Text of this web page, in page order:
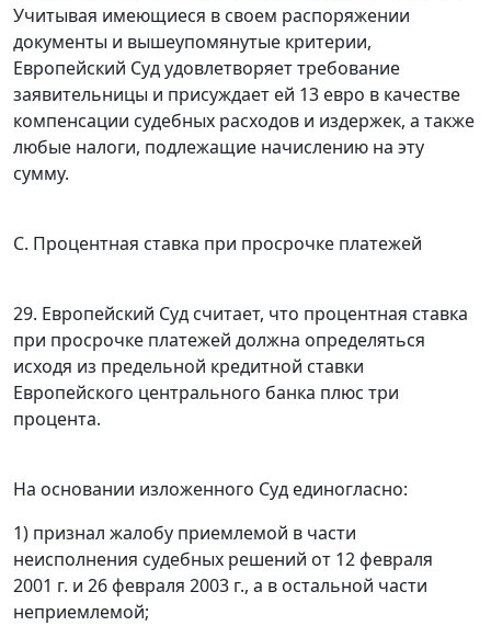
Учитывая имеющиеся в своем распоряжении
документы и вышеупомянутые критерии,
Европейский Суд удовлетворяет требование
заявительницы и присуждает ей 13 евро в качестве
компенсации судебных расходов и издержек, а также
любые налоги, подлежащие начислению на эту
сумму.
С. Процентная ставка при просрочке платежей
29. Европейский Суд считает, что процентная ставка
при просрочке платежей должна определяться
исходя из предельной кредитной ставки
Европейского центрального банка плюс три
процента.
На основании изложенного Суд единогласно:
1) признал жалобу приемлемой в части
неисполнения судебных решений от 12 февраля
2001 г. и 26 февраля 2003 г., а в остальной части
неприемлемой;